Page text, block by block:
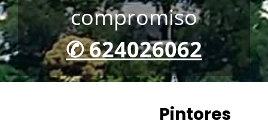
compromiso
✆ 624026062
Pintores